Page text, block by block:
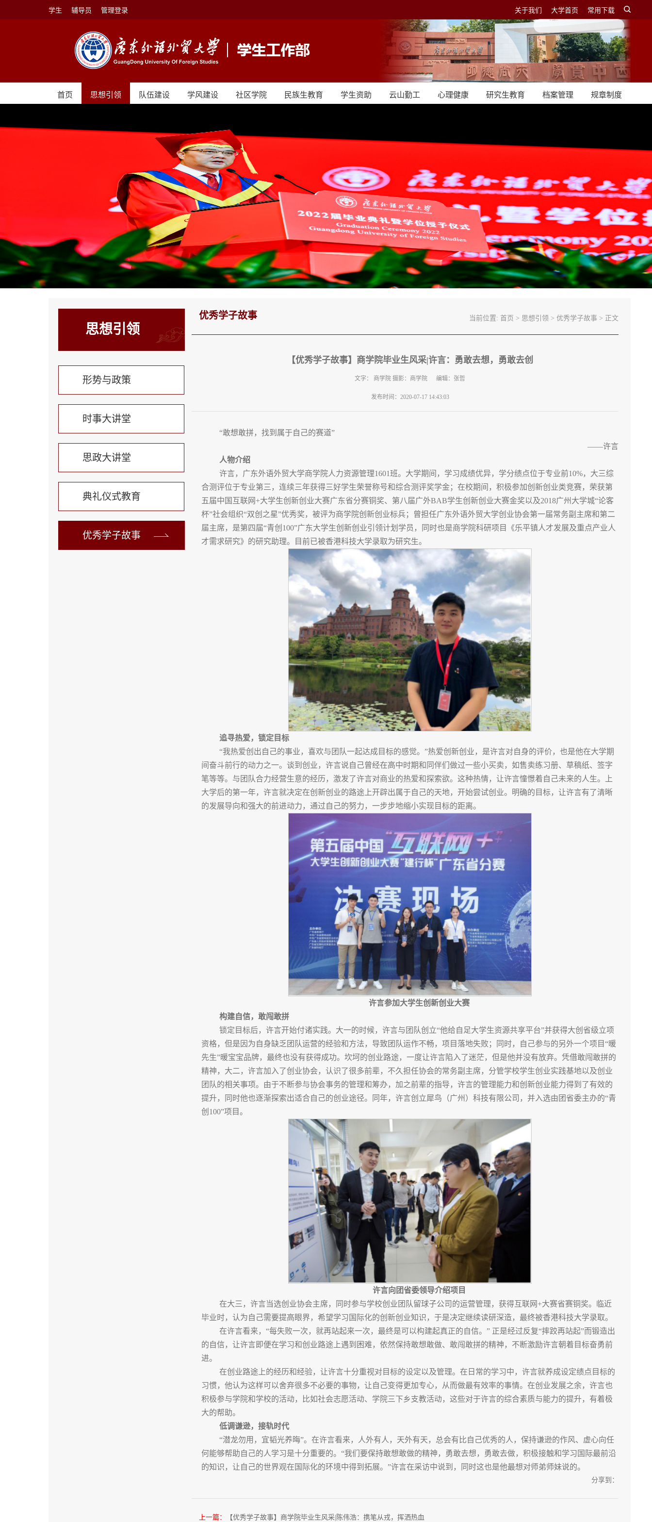
关于我们 大学首页 常用下载
学生 辅导员 管理登录
首页 思想引领 队伍建设 学风建设 社区学院 民族生教育 学生资助 云山勤工 心理健康 研究生教育 档案管理 规章制度
思想引领
形势与政策
时事大讲堂
思政大讲堂
典礼仪式教育
优秀学子故事
当前位置: 首页 > 思想引领 > 优秀学子故事 > 正文
优秀学子故事
【优秀学子故事】商学院毕业生风采|许言：勇敢去想，勇敢去创
文字： 商学院 摄影：商学院 编辑：张哲
发布时间：2020-07-17 14:43:03
“敢想敢拼，找到属于自己的赛道”
——许言
人物介绍
许言，广东外语外贸大学商学院人力资源管理1601班。大学期间，学习成绩优异，学分绩点位于专业前10%，大三综
合测评位于专业第三，连续三年获得三好学生荣誉称号和综合测评奖学金；在校期间，积极参加创新创业类竞赛，荣获第
五届中国互联网+大学生创新创业大赛广东省分赛铜奖、第八届广外BAB学生创新创业大赛金奖以及2018广州大学城“论客
杯”社会组织“双创之星”优秀奖，被评为商学院创新创业标兵；曾担任广东外语外贸大学创业协会第一届常务副主席和第二
届主席，是第四届“青创100”广东大学生创新创业引领计划学员，同时也是商学院科研项目《乐平镇人才发展及重点产业人
才需求研究》的研究助理。目前已被香港科技大学录取为研究生。
追寻热爱，锁定目标
“我热爱创出自己的事业，喜欢与团队一起达成目标的感觉。”热爱创新创业，是许言对自身的评价，也是他在大学期
间奋斗前行的动力之一。谈到创业，许言说自己曾经在高中时期和同伴们做过一些小买卖，如售卖练习册、草稿纸、签字
笔等等。与团队合力经营生意的经历，激发了许言对商业的热爱和探索欲。这种热情，让许言憧憬着自己未来的人生。上
大学后的第一年，许言就决定在创新创业的路途上开辟出属于自己的天地，开始尝试创业。明确的目标，让许言有了清晰
的发展导向和强大的前进动力，通过自己的努力，一步步地缩小实现目标的距离。
许言参加大学生创新创业大赛
构建自信，敢闯敢拼
锁定目标后，许言开始付诸实践。大一的时候，许言与团队创立“他给自足大学生资源共享平台”并获得大创省级立项
资格，但是因为自身缺乏团队运营的经验和方法，导致团队运作不畅，项目落地失败；同时，自己参与的另外一个项目“暖
先生”暖宝宝品牌，最终也没有获得成功。坎坷的创业路途，一度让许言陷入了迷茫，但是他并没有放弃。凭借敢闯敢拼的
精神，大二，许言加入了创业协会，认识了很多前辈，不久担任协会的常务副主席，分管学校学生创业实践基地以及创业
团队的相关事项。由于不断参与协会事务的管理和筹办，加之前辈的指导，许言的管理能力和创新创业能力得到了有效的
提升，同时他也逐渐探索出适合自己的创业途径。同年，许言创立犀鸟（广州）科技有限公司，并入选由团省委主办的“青
创100”项目。
许言向团省委领导介绍项目
在大三，许言当选创业协会主席，同时参与学校创业团队留球子公司的运营管理，获得互联网+大赛省赛铜奖。临近
毕业时，认为自己需要提高眼界，希望学习国际化的创新创业知识，于是决定继续读研深造，最终被香港科技大学录取。
在许言看来，“每失败一次，就再站起来一次，最终是可以构建起真正的自信。” 正是经过反复“摔跤再站起”而锻造出
的自信，让许言即便在学习和创业路途上遇到困难，依然保持敢想敢做、敢闯敢拼的精神，不断激励许言朝着目标奋勇前
进。
在创业路途上的经历和经验，让许言十分重视对目标的设定以及管理。在日常的学习中，许言就养成设定绩点目标的
习惯，他认为这样可以舍弃很多不必要的事物，让自己变得更加专心，从而做最有效率的事情。在创业发展之余，许言也
积极参与学院和学校的活动，比如社会志愿活动、学院三下乡支教活动，这些对于许言的综合素质与能力的提升，有着极
大的帮助。
低调谦逊，接轨时代
“潜龙勿用，宜韬光养晦”。在许言看来，人外有人，天外有天，总会有比自己优秀的人，保持谦逊的作风、虚心向任
何能够帮助自己的人学习是十分重要的。“我们要保持敢想敢做的精神，勇敢去想，勇敢去做，积极接触和学习国际最前沿
的知识，让自己的世界观在国际化的环境中得到拓展。”许言在采访中说到，同时这也是他最想对师弟师妹说的。
分享到：
上一篇： 【优秀学子故事】商学院毕业生风采|陈伟浩：携笔从戎，挥洒热血